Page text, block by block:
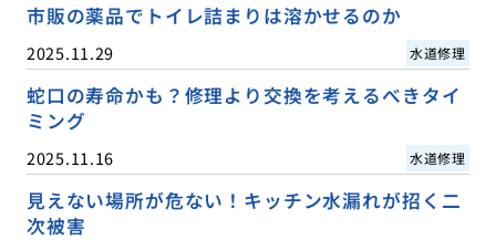
市販の薬品でトイレ詰まりは溶かせるのか
2025.11.29 水道修理
蛇口の寿命かも？修理より交換を考えるべきタイ
ミング
2025.11.16 水道修理
見えない場所が危ない！キッチン水漏れが招く二
次被害